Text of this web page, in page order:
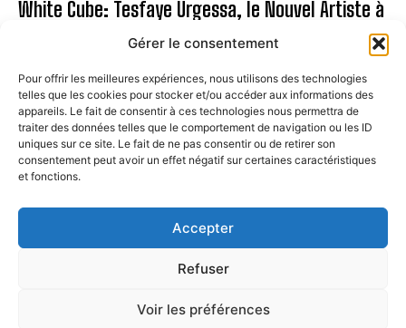
Gérer le consentement
Pour offrir les meilleures expériences, nous utilisons des technologies
telles que les cookies pour stocker et/ou accéder aux informations des
appareils. Le fait de consentir à ces technologies nous permettra de
traiter des données telles que le comportement de navigation ou les ID
uniques sur ce site. Le fait de ne pas consentir ou de retirer son
consentement peut avoir un effet négatif sur certaines caractéristiques
et fonctions.
Accepter
Refuser
Voir les préférences
White Cube: Tesfaye Urgessa, le Nouvel Artiste à
Page
CONTACT
MENTIONS LÉGALES